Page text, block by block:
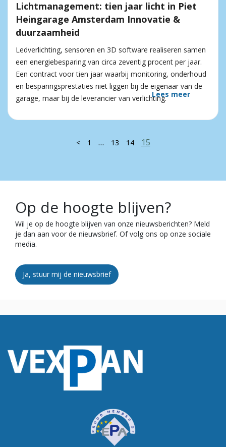
Lichtmanagement: tien jaar licht in Piet
Heingarage Amsterdam Innovatie &
duurzaamheid
Ledverlichting, sensoren en 3D software realiseren samen
een energiebesparing van circa zeventig procent per jaar.
Een contract voor tien jaar waarbij monitoring, onderhoud
en besparingsprestaties niet liggen bij de eigenaar van de
garage, maar bij de leverancier van verlichting.Lees meer
< 1 … 13 14 15
Op de hoogte blijven?
Wil je op de hoogte blijven van onze nieuwsberichten? Meld
je dan aan voor de nieuwsbrief. Of volg ons op onze sociale
media.
Ja, stuur mij de nieuwsbrief